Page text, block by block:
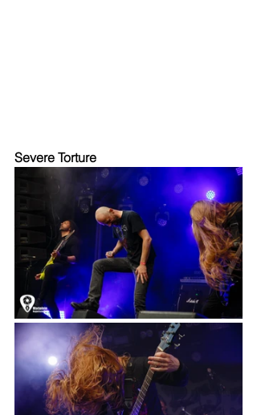
Severe Torture